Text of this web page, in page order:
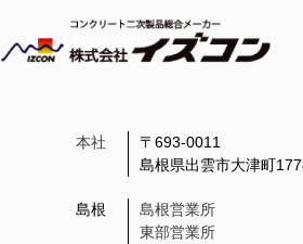
本社
〒693-0011
島根県出雲市大津町
島根
島根営業所
東部営業所